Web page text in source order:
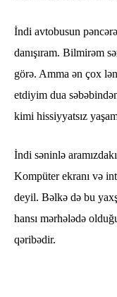
İndi avtobusun
danışıram. Bilmirəm
görə. Amma ən çox
etdiyim dua
kimi hissiyyatsız
İndi səninlə
Kompüter ekranı və
deyil. Bəlkə də bu
hansı mərhələdə
qəribədir.